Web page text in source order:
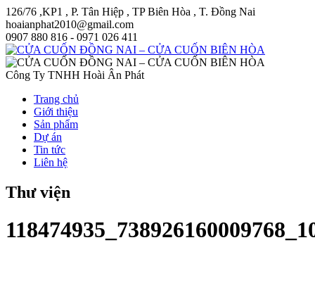
126/76 ,KP1 , P. Tân Hiệp , TP Biên Hòa , T. Đồng Nai
hoaianphat2010@gmail.com
0907 880 816 - 0971 026 411
Công Ty TNHH Hoài Ân Phát
Trang chủ
Giới thiệu
Sản phẩm
Dự án
Tin tức
Liên hệ
Thư viện